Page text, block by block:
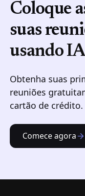
Coloque
suas
usando
Obtenha suas
reuniões
cartão de crédito.
Comece agora